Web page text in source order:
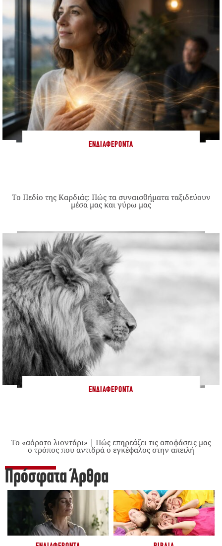
ΕΝΔΙΑΦΈΡΟΝΤΑ
Το Πεδίο της Καρδιάς: Πώς τα συναισθήματα ταξιδεύουν
μέσα μας και γύρω μας
ΕΝΔΙΑΦΈΡΟΝΤΑ
Το «αόρατο λιοντάρι» | Πώς επηρεάζει τις αποφάσεις μας
ο τρόπος που αντιδρά ο εγκέφαλος στην απειλή
Πρόσφατα Άρθρα